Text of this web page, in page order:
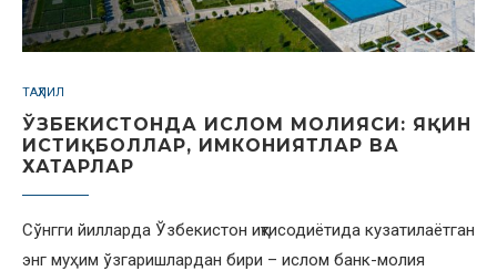
ТАҲЛИЛ
ЎЗБЕКИСТОНДА ИСЛОМ МОЛИЯСИ: ЯҚИН
ИСТИҚБОЛЛАР, ИМКОНИЯТЛАР ВА
ХАТАРЛАР
Сўнгги йилларда Ўзбекистон иқтисодиётида кузатилаётган
энг муҳим ўзгаришлардан бири – ислом банк-молия